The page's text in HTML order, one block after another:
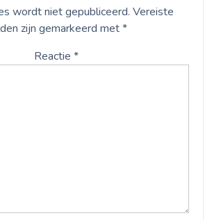
wordt niet gepubliceerd. Vereiste
zijn gemarkeerd met*
Reactie *